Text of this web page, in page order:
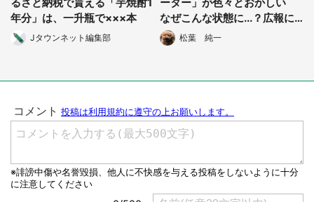
年分」は、一升瓶で×××本
Jタウンネット編集部
なぜこんな状態に...？広報に
聞いた松葉 純一